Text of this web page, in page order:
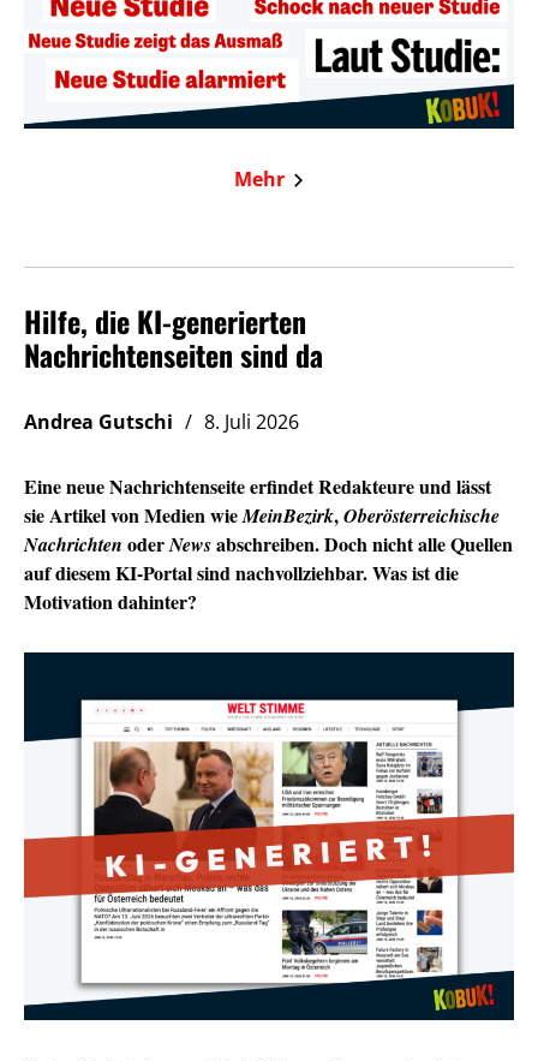
Mehr
Hilfe, die KI-generierten
Nachrichtenseiten sind da
Andrea Gutschi 8. Juli 2026
Eine neue Nachrichtenseite erfindet Redakteure und lässt
sie Artikel von Medien wieMeinBezirk,Oberösterreichische
Nachrichten oderNewsabschreiben. Doch nicht alle Quellen
auf diesem KI-Portal sind nachvollziehbar. Was ist die
Motivation dahinter?